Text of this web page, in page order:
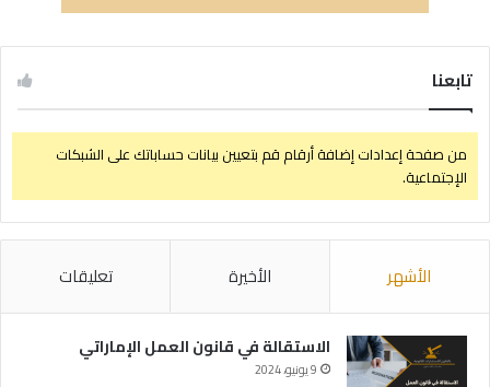
تابعنا
من صفحة إعدادات إضافة أرقام قم بتعيين بيانات حساباتك على الشبكات
الإجتماعية.
الأشهر الأخيرة تعليقات
الاستقالة في قانون العمل الإماراتي
9 يونيو، 2024